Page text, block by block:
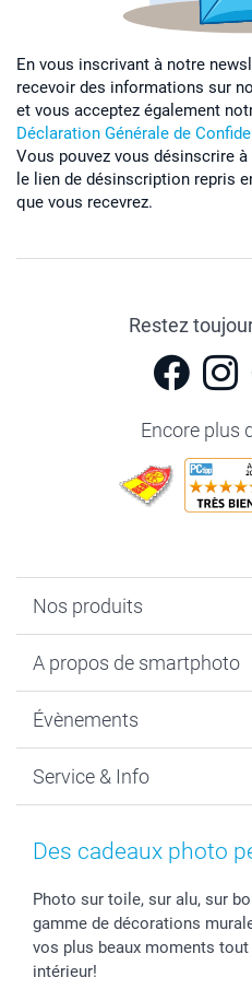
En vous inscrivant à notre
recevoir des informations sur
et vous acceptez également
Déclaration Générale de
Vous pouvez vous désinscrire
le lien de désinscription repris
que vous recevrez.
Restez
Encore plus
Nos produits
Cadeaux photo
MyNameBook
Développement photo &
Cadres photo & accessoires
Stickers & Etiquettes
Chèque Cadeau
A propos de smartphoto
Durabilité
Gestion des cookies
Mentions Légales
Affiliation
Investor Relations
B2B smartbusiness
Évènements
Nouvel An
Fête des Mères
Confirmation ou communion
Mariage
Fête d'anniversaire
Service & Info
Tarifs et frais de livraison
Livraison en 48 heures
Modes de Paiement
Identifiez-vous
Des cadeaux photo
Photo sur toile, sur alu, sur
gamme de décorations
vos plus beaux moments
intérieur!